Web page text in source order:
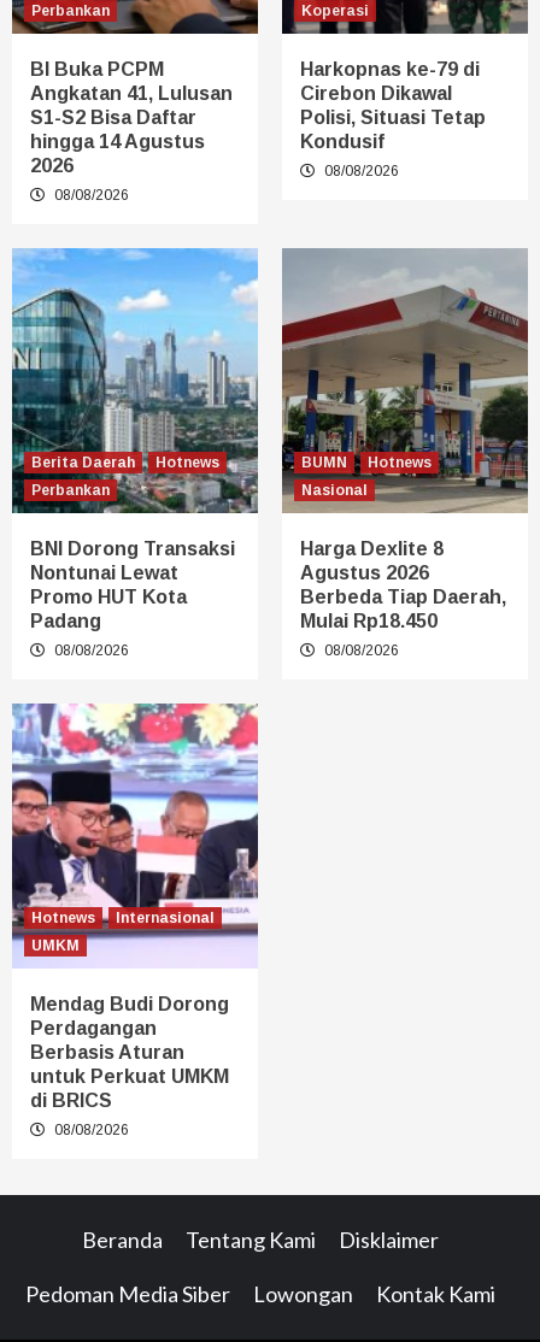
Perbankan
BI Buka PCPM
Angkatan 41, Lulusan
S1-S2 Bisa Daftar
hingga 14 Agustus
2026
08/08/2026
Koperasi
Harkopnas ke-79 di
Cirebon Dikawal
Polisi, Situasi Tetap
Kondusif
08/08/2026
Berita Daerah
Hotnews
Perbankan
BNI Dorong Transaksi
Nontunai Lewat
Promo HUT Kota
Padang
08/08/2026
BUMN
Hotnews
Nasional
Harga Dexlite 8
Agustus 2026
Berbeda Tiap Daerah,
Mulai Rp18.450
08/08/2026
Hotnews
Internasional
UMKM
Mendag Budi Dorong
Perdagangan
Berbasis Aturan
untuk Perkuat UMKM
di BRICS
08/08/2026
Beranda Tentang Kami Disklaimer
Pedoman Media Siber Lowongan Kontak Kami